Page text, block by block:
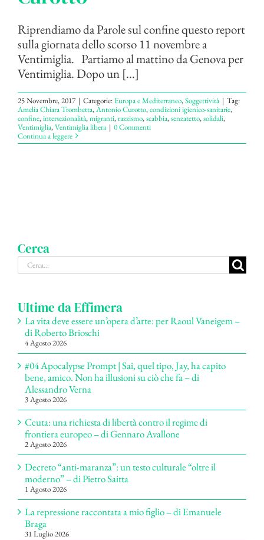
Riprendiamo da Parole sul confine questo report
sulla giornata dello scorso 11 novembre a
Ventimiglia. Partiamo al mattino da Genova per
Ventimiglia. Dopo un [...]
25 Novembre, 2017 | Categorie:Europa e Mediterraneo,Soggettività | Tag:
Amelia Chiara Trombetta,Antonio Curotto,condizioni igienico-sanitarie,
confine,intersezionalità,migranti,razzismo,scabbia,senzatetto,solidali,
Ventimiglia,Ventimiglia libera | 0 Commenti
Continua a leggere
Cerca
Cerca
per:
Ultime da Effimera
La vita deve essere un’opera d’arte: per Raoul Vaneigem –
di Roberto Brioschi
4 Agosto 2026
#04 Apocalypse Prompt | Sai, quel tipo, Jay, ha capito
bene, amico. Non ha illusioni su ciò che fa – di
Alessandro Verna
3 Agosto 2026
Ceuta: una richiesta di libertà contro il regime di
frontiera europeo – di Gennaro Avallone
2 Agosto 2026
Decreto “anti-maranza”: un testo culturale “oltre il
moderno” – di Pietro Saitta
1 Agosto 2026
La repressione raccontata a mio figlio – di Emanuele
Braga
31 Luglio 2026